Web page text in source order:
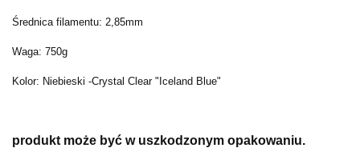
Średnica filamentu: 2,85mm
Waga: 750g
Kolor: Niebieski -Crystal Clear "Iceland Blue"
produkt może być w uszkodzonym opakowaniu.